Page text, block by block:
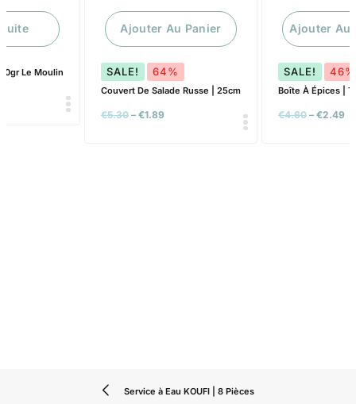
–€
Couvert De Salade Russe | 25cm
SALE! 64%
Ajouter Au Panier
–
Boîte À Épices | T3 6 / Ø 6cm
46%
Ajouter Au Panier
Service à Eau KOUFI | 8 Pièces